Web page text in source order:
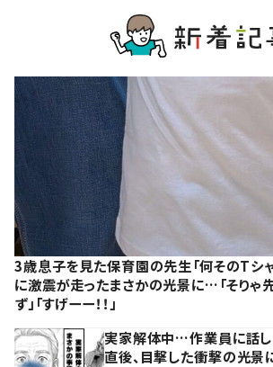
3歳息子を見た保育園の先生「何そのTシ
に激震が走ったまさかの光景に…「そりゃ
ず」「すげーー！！」
実家解体中…作業員に話し
直後、目撃した衝撃の光景